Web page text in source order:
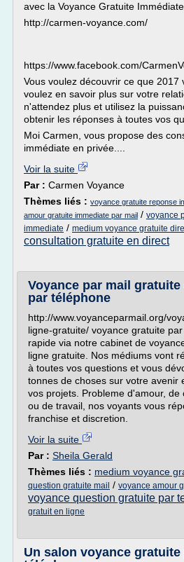
avec la Voyance Gratuite
http://carmen-voyance.com/
https://www.facebook.com/
Vous voulez découvrir ce que 2017
voulez en savoir plus sur votre
n'attendez plus et utilisez la
obtenir les réponses à toutes vos
Moi Carmen, vous propose des
immédiate en privée....
Voir la suite
Par : Carmen Voyance
Thèmes liés : voyance gratuite reponse
amour gratuite immediate par mail / voyance
immediate / medium voyance gratuite
consultation gratuite en direct
Voyance par mail
par téléphone
http://www.voyanceparmail.org/
ligne-gratuite/ voyance gratuite
rapide via notre cabinet de
ligne gratuite. Nos médiums vont
à toutes vos questions et vous
tonnes de choses sur votre avenir
vos projets. Probleme d'amour, de
ou de travail, nos voyants vous
franchise et discretion.
Voir la suite
Par : Sheila Gerald
Thèmes liés : medium voyance
question gratuite mail / voyance amour
voyance question gratuite par
gratuit en ligne
Un salon voyance